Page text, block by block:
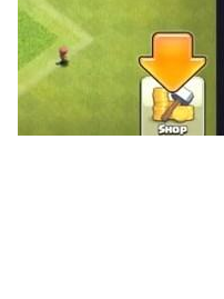
increasing rewards by
Raids.
Assemble heroes to a
your team to survive